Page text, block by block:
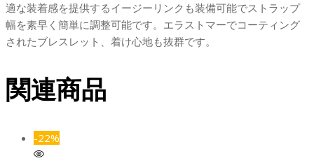
適な装着感を提供するイージーリンクも装備可能でストラップ
幅を素早く簡単に調整可能です。エラストマーでコーティング
されたブレスレット、着け心地も抜群です。
関連商品
-22%